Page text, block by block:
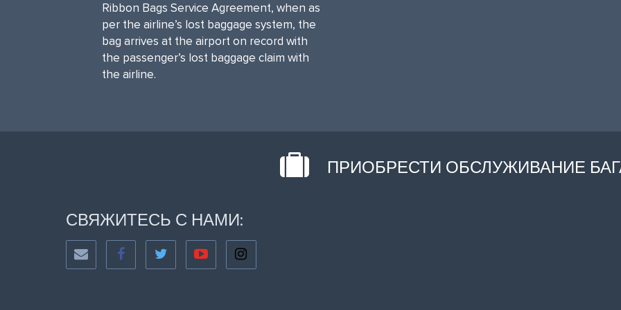
Ribbon Bags Service Agreement, when as
per the airline’s lost baggage system, the
bag arrives at the airport on record with
the passenger’s lost baggage claim with
the airline.
ПРИОБРЕСТИ ОБСЛУЖИВАНИЕ
СВЯЖИТЕСЬ С НАМИ: